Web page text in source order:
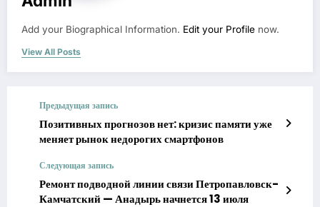
Add your Biographical Information. Edit your Profile now.
View All Posts
Предыдущая запись
Позитивных прогнозов нет: кризис памяти уже
меняет рынок недорогих смартфонов
Следующая запись
Ремонт подводной линии связи Петропавловск-
Камчатский — Анадырь начнется 13 июля